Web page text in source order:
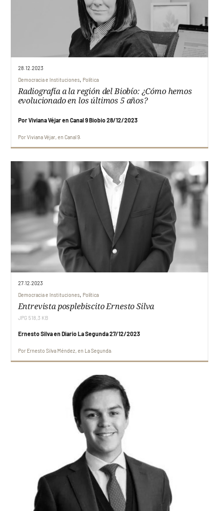
28.12.2023
Democracia e Instituciones, Política
Radiografía a la región del Biobío: ¿Cómo hemos
evolucionado en los últimos 5 años?
Por Viviana Véjar en Canal 9 Biobio 28/12/2023
PorViviana Véjar en Canal 9
27.12.2023
Democracia e Instituciones, Política
Entrevista posplebiscito Ernesto Silva
JPG 518,3 KB
Ernesto Silva en Diario La Segunda 27/12/2023
Por Ernesto Silva Méndez en La Segunda